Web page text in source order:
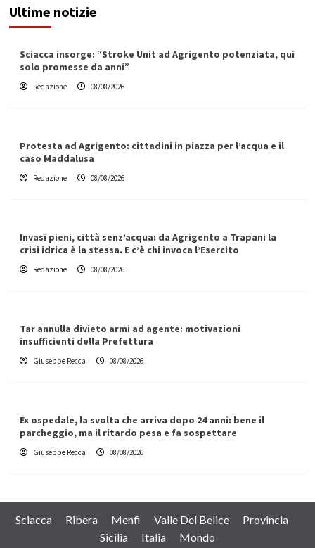
Ultime notizie
Sciacca insorge: “Stroke Unit ad Agrigento potenziata, qui
solo promesse da anni”
Redazione 08/08/2026
Protesta ad Agrigento: cittadini in piazza per l’acqua e il
caso Maddalusa
Redazione 08/08/2026
Invasi pieni, città senz’acqua: da Agrigento a Trapani la
crisi idrica è la stessa. E c’è chi invoca l’Esercito
Redazione 08/08/2026
Tar annulla divieto armi ad agente: motivazioni
insufficienti della Prefettura
Giuseppe Recca 08/08/2026
Ex ospedale, la svolta che arriva dopo 24 anni: bene il
parcheggio, ma il ritardo pesa e fa sospettare
Giuseppe Recca 08/08/2026
Sciacca Ribera Menfi Valle Del Belice
Provincia
Sicilia
Italia Mondo